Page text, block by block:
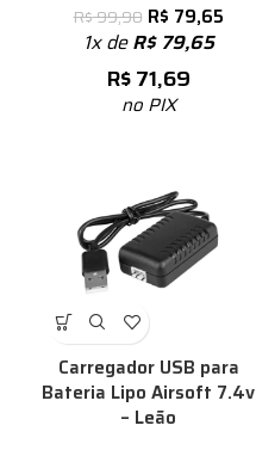
R$99,90 R$ 79,65
1x deR$79,65
R$71,69
no PIX
Carregador USB para
Bateria Lipo Airsoft 7.4v
– Leão